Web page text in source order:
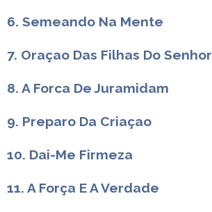
6. Semeando Na Mente
7. Oraçao Das Filhas Do Senhor
8. A Forca De Juramidam
9. Preparo Da Criaçao
10. Dai-Me Firmeza
11. A Força E A Verdade